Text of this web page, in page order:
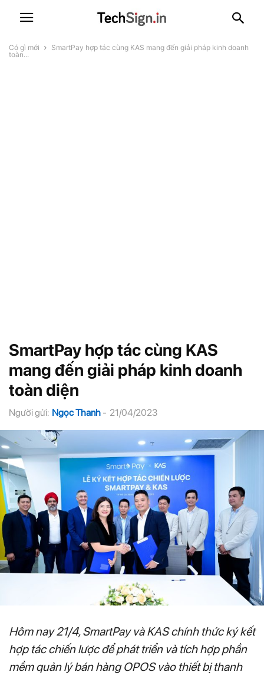
Có gì mới
SmartPay hợp tác cùng KAS mang đến giải pháp kinh doanh
toàn...
SmartPay hợp tác cùng KAS
mang đến giải pháp kinh doanh
toàn diện
Người gửi: Ngọc Thanh - 21/04/2023
Hôm nay 21/4, SmartPay và KAS chính thức ký kết
hợp tác chiến lược để phát triển và tích hợp phần
mềm quản lý bán hàng OPOS vào thiết bị thanh